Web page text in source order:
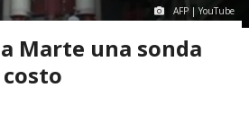
AFP | YouTube
Marte una sonda